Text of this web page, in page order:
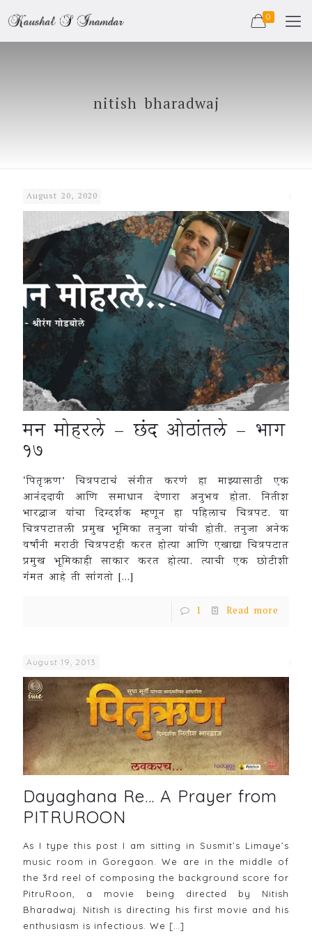
0
nitish bharadwaj
August 20, 2020
मन मोहरले – छंद ओठांतले – भाग
१७
‘पितृऋण’ चित्रपटाचं संगीत करणं हा माझ्यासाठी एक
आनंददायी आणि समाधान देणारा अनुभव होता. नितीश
भारद्वाज यांचा दिग्दर्शक म्हणून हा पहिलाच चित्रपट. या
चित्रपटातली प्रमुख भूमिका तनुजा यांची होती. तनुजा अनेक
वर्षांनी मराठी चित्रपटही करत होत्या आणि एखाद्या चित्रपटात
प्रमुख भूमिकाही साकार करत होत्या. त्याची एक छोटीशी
गंमत आहे ती सांगतो […]
1 Read more
August 19, 2013
Dayaghana Re… A Prayer from
PITRUROON
As I type this post I am sitting in Susmit’s Limaye’s
music room in Goregaon. We are in the middle of
the 3rd reel of composing the background score for
PitruRoon, a movie being directed by Nitish
Bharadwaj. Nitish is directing his first movie and his
enthusiasm is infectious. We […]